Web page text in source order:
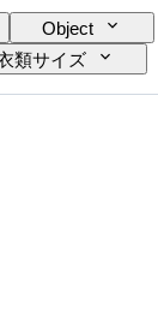
Object
類サイズ